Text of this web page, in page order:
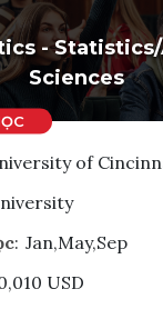
Tham vấn
-
Sciences
of
: Jan,May,Sep
USD